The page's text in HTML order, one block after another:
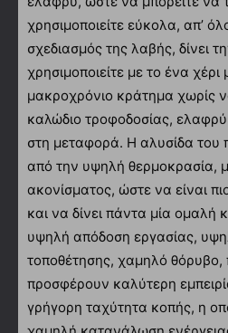
χρησιμοποιείτε εύκολα, απ’
σχεδιασμός της λαβής, δίνει
χρησιμοποιείτε με το ένα
μακροχρόνιο κράτημα χωρίς
καλώδιο τροφοδοσίας,
στη μεταφορά. Η αλυσίδα του
από την υψηλή θερμοκρασία,
ακονίσματος, ώστε να είναι
και να δίνει πάντα μία ομαλή
υψηλή απόδοση εργασίας,
τοποθέτησης, χαμηλό
προσφέρουν καλύτερη
γρήγορη ταχύτητα κοπής, η